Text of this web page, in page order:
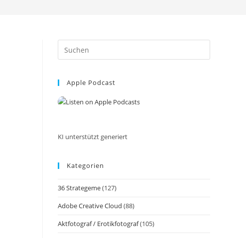
Escape
Apple Podcast
KI unterstützt generiert
Kategorien
36 Strategeme(127)
Adobe Creative Cloud (88)
Aktfotograf / Erotikfotograf(105)